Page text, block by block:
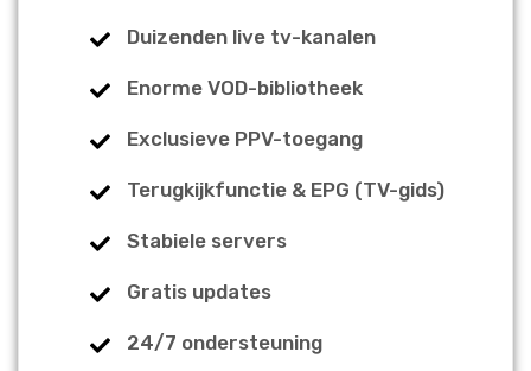
Duizenden live tv-kanalen
Enorme VOD-bibliotheek
Exclusieve PPV-toegang
Terugkijkfunctie & EPG (TV-gids)
Stabiele servers
Gratis updates
24/7 ondersteuning